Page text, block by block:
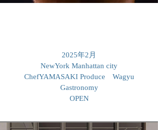
2025年2月
NewYork Manhattan city
​ChefYAMASAKI Produce Wagyu
Gastronomy
OPEN